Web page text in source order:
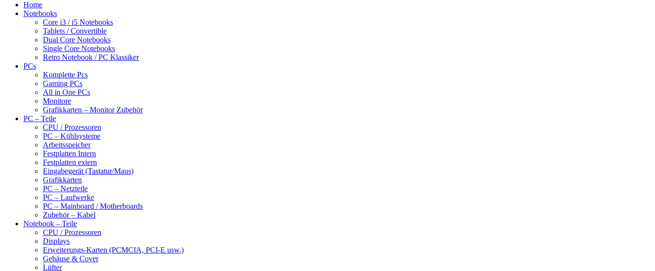
Home
Notebooks
Core i3 / i5 Notebooks
Tablets / Convertible
Dual Core Notebooks
Single Core Notebooks
Retro Notebook / PC Klassiker
PCs
Komplette Pcs
Gaming PCs
All in One PCs
Monitore
Grafikkarten – Monitor Zubehör
PC – Teile
CPU / Prozessoren
PC – Kühlsysteme
Arbeitsspeicher
Festplatten Intern
Festplatten extern
Eingabegerät (Tastatur/Maus)
Grafikkarten
PC – Netzteile
PC – Laufwerke
PC – Mainboard / Motherboards
Zubehör – Kabel
Notebook – Teile
CPU / Prozessoren
Displays
Erweiterungs-Karten (PCMCIA, PCI-E usw.)
Gehäuse & Cover
Lüfter